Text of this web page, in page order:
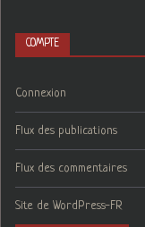
COMPTE
Connexion
Flux des publications
Flux des commentaires
Site de WordPress-FR